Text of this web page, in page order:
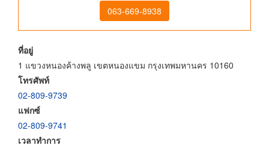
063-669-8938
ที่อยู่
1 แขวงหนองค้างพลู เขตหนองแขม กรุงเทพมหานคร 10160
โทรศัพท์
02-809-9739
แฟกซ์
02-809-9741
เวลาทำการ